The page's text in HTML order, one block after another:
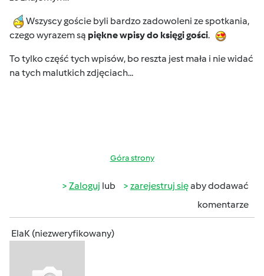
Wszyscy goście byli bardzo zadowoleni ze spotkania,
czego wyrazem są piękne wpisy do księgi gości.
To tylko część tych wpisów, bo reszta jest mała i nie widać
na tych malutkich zdjęciach...
Góra strony
Zaloguj lub zarejestruj sięaby dodawać
komentarze
ElaK (niezweryfikowany)